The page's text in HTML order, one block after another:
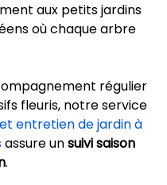
aux petits jardins
où chaque arbre
régulier
fleuris, notre service
entretien de jardin à
assure un suivi saison
.